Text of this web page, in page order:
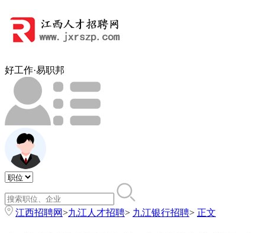
好工作·易职邦
江西招聘网>九江人才招聘> 九江银行招聘> 正文